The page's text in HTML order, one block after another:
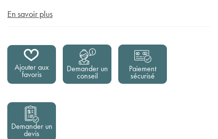
En savoir plus
Ajouter aux
favoris
Demander un
conseil
Paiement
sécurisé
Demander un
devis